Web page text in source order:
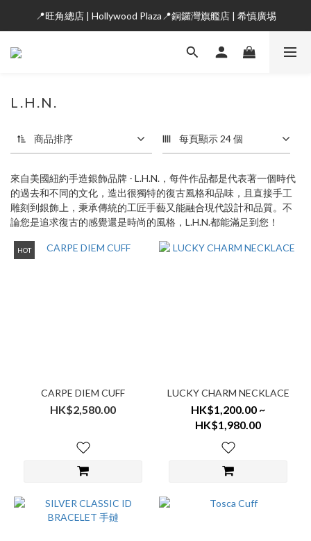
📍旺角總店 | Hollywood Plaza📍銅鑼灣旗艦店 | 希慎廣埸
L.H.N.
商品排序 每頁顯示 24 個
來自美國紐約手造銀飾品牌 - L.H.N.，每件作品都是代表著一個時代
的過去和不同的文化，造出很獨特的復古風格和品味，且直接手工
雕刻到銀飾上，秉承傳統的工匠手藝又能融合現代設計和品質。不
論您是追求復古的感覺還是時尚的風格，L.H.N.都能滿足到您！
HOT
CARPE DIEM CUFF
HK$2,580.00
LUCKY CHARM NECKLACE
HK$1,200.00 ~
HK$1,980.00